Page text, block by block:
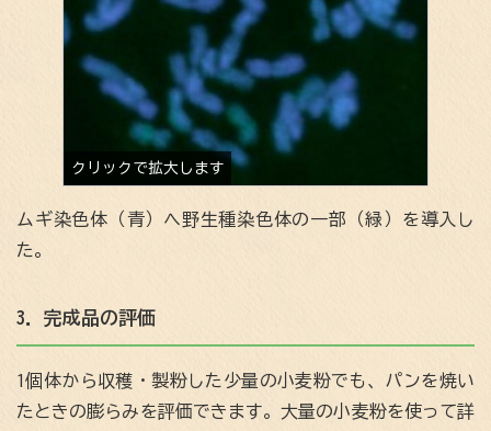
ムギ染色体（青）へ野生種染色体の一部（緑）を導入し
た。
3．完成品の評価
1個体から収穫・製粉した少量の小麦粉でも、パンを焼い
たときの膨らみを評価できます。大量の小麦粉を使って詳